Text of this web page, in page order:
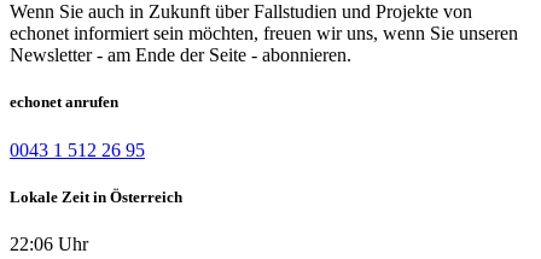
Wenn Sie auch in Zukunft über Fallstudien und Projekte von
echonet informiert sein möchten, freuen wir uns, wenn Sie unseren
Newsletter - am Ende der Seite - abonnieren.
echonet anrufen
0043 1 512 26 95
Lokale Zeit in Österreich
22:06 Uhr